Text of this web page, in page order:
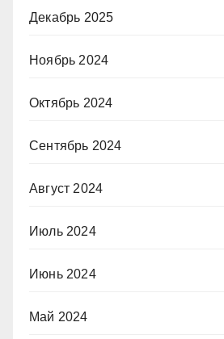
Декабрь 2025
Ноябрь 2024
Октябрь 2024
Сентябрь 2024
Август 2024
Июль 2024
Июнь 2024
Май 2024